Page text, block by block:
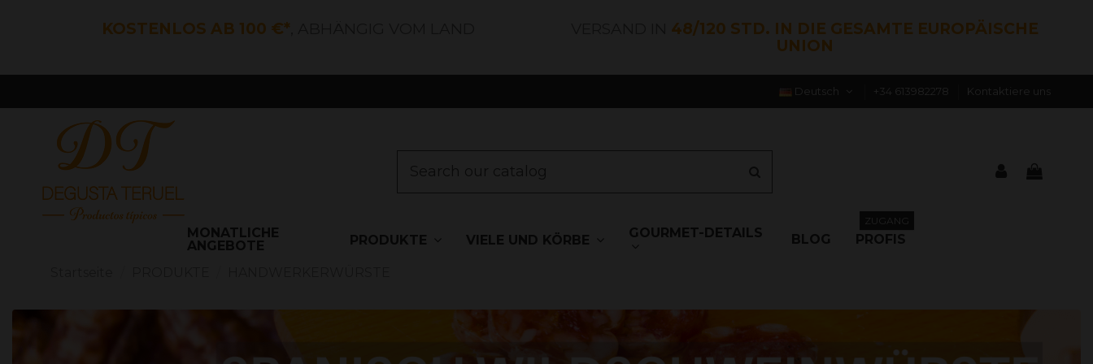
KOSTENLOS AB 100 €*
48/120 STD. IN DIE GESAMTE EUROPÄISCHE
UNION
Deutsch +34 613982278 Kontaktiere uns
MONATLICHE
ANGEBOTE
PRODUKTE VIELE UND KÖRBE GOURMET-DETAILS BLOG PROFIS
ZUGANG